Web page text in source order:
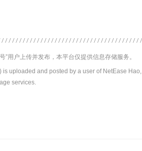
用户上传并发布，本平台仅提供信息存储服务。
uploaded and posted by a user of NetEase Hao,
services.